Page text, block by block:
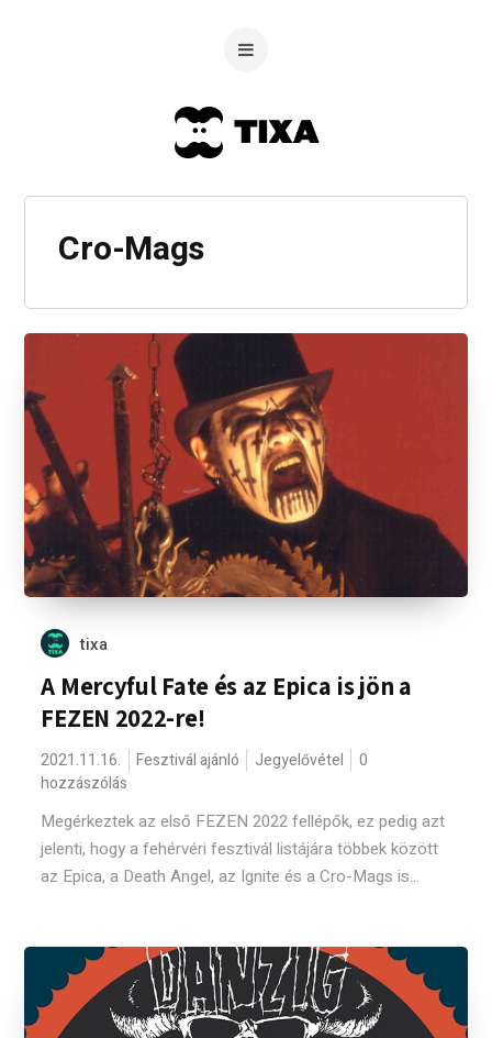
Cro-Mags
tixa
A Mercyful Fate és az Epica is jön a
FEZEN 2022-re!
2021.11.16. Fesztivál ajánló Jegyelővétel
0
hozzászólás
Megérkeztek az első FEZEN 2022 fellépők, ez pedig azt
jelenti, hogy a fehérvéri fesztivál listájára többek között
az Epica, a Death Angel, az Ignite és a Cro-Mags is...